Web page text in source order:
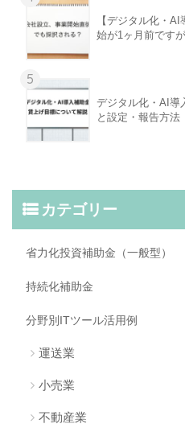
【デジタル化・
始が1ヶ月前です
5
デジタル化・AI導
と設定・報告方法
カテゴリー
省力化投資補助金（一般型）
持続化補助金
分野別ITツール活用例
運送業
小売業
不動産業